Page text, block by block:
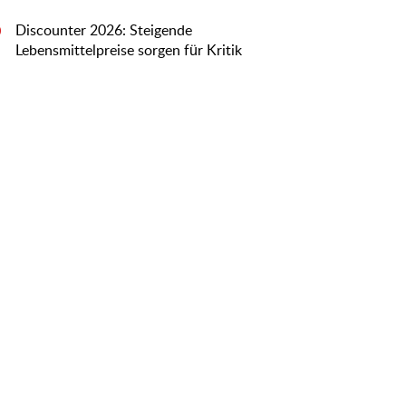
Discounter 2026: Steigende
Lebensmittelpreise sorgen für Kritik